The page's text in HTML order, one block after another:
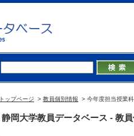
トップページ > 教員個別情報 > 今年度担当授業
静岡大学教員データベース - 教